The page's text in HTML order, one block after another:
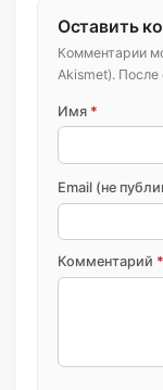
Оставить
Комментарии
Akismet). После
Имя *
Email (не
Комментарий *